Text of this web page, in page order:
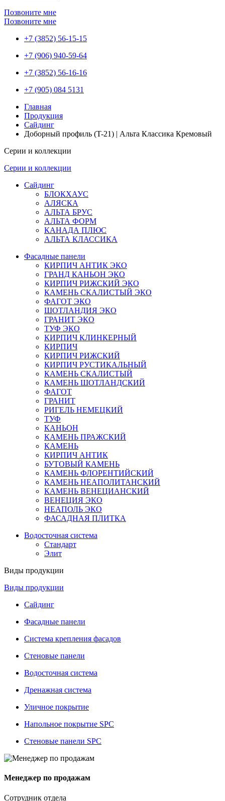
Позвоните мне
Позвоните мне
+7 (3852) 56-15-15
+7 (906) 940-59-64
+7 (3852) 56-16-16
+7 (905) 084 5131
Главная
Продукция
Сайдинг
Доборный профиль (T-21) | Альта Классика Кремовый
Серии и коллекции
Серии и коллекции
Сайдинг
БЛОКХАУС
АЛЯСКА
АЛЬТА БРУС
АЛЬТА ФОРМ
КАНАДА ПЛЮС
АЛЬТА КЛАССИКА
Фасадные панели
КИРПИЧ АНТИК ЭКО
ГРАНД КАНЬОН ЭКО
КИРПИЧ РИЖСКИЙ ЭКО
КАМЕНЬ СКАЛИСТЫЙ ЭКО
ФАГОТ ЭКО
ШОТЛАНДИЯ ЭКО
ГРАНИТ ЭКО
ТУФ ЭКО
КИРПИЧ КЛИНКЕРНЫЙ
КИРПИЧ
КИРПИЧ РИЖСКИЙ
КИРПИЧ РУСТИКАЛЬНЫЙ
КАМЕНЬ СКАЛИСТЫЙ
КАМЕНЬ ШОТЛАНДСКИЙ
ФАГОТ
ГРАНИТ
РИГЕЛЬ НЕМЕЦКИЙ
ТУФ
КАНЬОН
КАМЕНЬ ПРАЖСКИЙ
КАМЕНЬ
КИРПИЧ АНТИК
БУТОВЫЙ КАМЕНЬ
КАМЕНЬ ФЛОРЕНТИЙСКИЙ
КАМЕНЬ НЕАПОЛИТАНСКИЙ
КАМЕНЬ ВЕНЕЦИАНСКИЙ
ВЕНЕЦИЯ ЭКО
НЕАПОЛЬ ЭКО
ФАСАДНАЯ ПЛИТКА
Водосточная система
Стандарт
Элит
Виды продукции
Виды продукции
Сайдинг
Фасадные панели
Система крепления фасадов
Стеновые панели
Водосточная система
Дренажная система
Уличное покрытие
Напольное покрытие SPC
Стеновые панели SPC
Менеджер по продажам
Сотрудник отдела